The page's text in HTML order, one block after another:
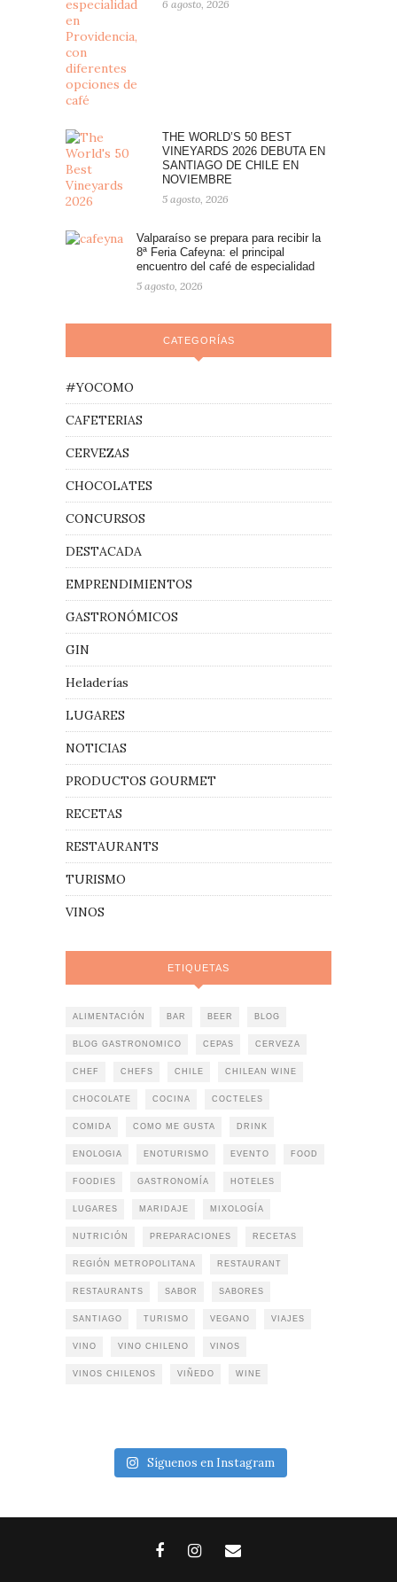
6 agosto, 2026
THE WORLD’S 50 BEST
VINEYARDS 2026 DEBUTA EN
SANTIAGO DE CHILE EN
NOVIEMBRE
5 agosto, 2026
Valparaíso se prepara para recibir la
8ª Feria Cafeyna: el principal
encuentro del café de especialidad
5 agosto, 2026
CATEGORÍAS
#YOCOMO
CAFETERIAS
CERVEZAS
CHOCOLATES
CONCURSOS
DESTACADA
EMPRENDIMIENTOS
GASTRONÓMICOS
GIN
Heladerías
LUGARES
NOTICIAS
PRODUCTOS GOURMET
RECETAS
RESTAURANTS
TURISMO
VINOS
ETIQUETAS
ALIMENTACIÓN BAR BEER BLOG
BLOG GASTRONOMICO CEPAS CERVEZA
CHEF CHEFS CHILE CHILEAN WINE
CHOCOLATE COCINA COCTELES
COMIDA COMO ME GUSTA DRINK
ENOLOGIA ENOTURISMO EVENTO FOOD
FOODIES GASTRONOMÍA HOTELES
LUGARES MARIDAJE MIXOLOGÍA
NUTRICIÓN PREPARACIONES RECETAS
REGIÓN METROPOLITANA RESTAURANT
RESTAURANTS SABOR SABORES
SANTIAGO TURISMO VEGANO VIAJES
VINO VINO CHILENO VINOS
VINOS CHILENOS VIÑEDO WINE
Síguenos en Instagram